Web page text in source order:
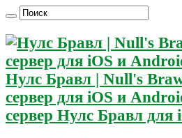
Нулс Бравл | Null's
сервер для iOS и
сервер Нулс Бравл для